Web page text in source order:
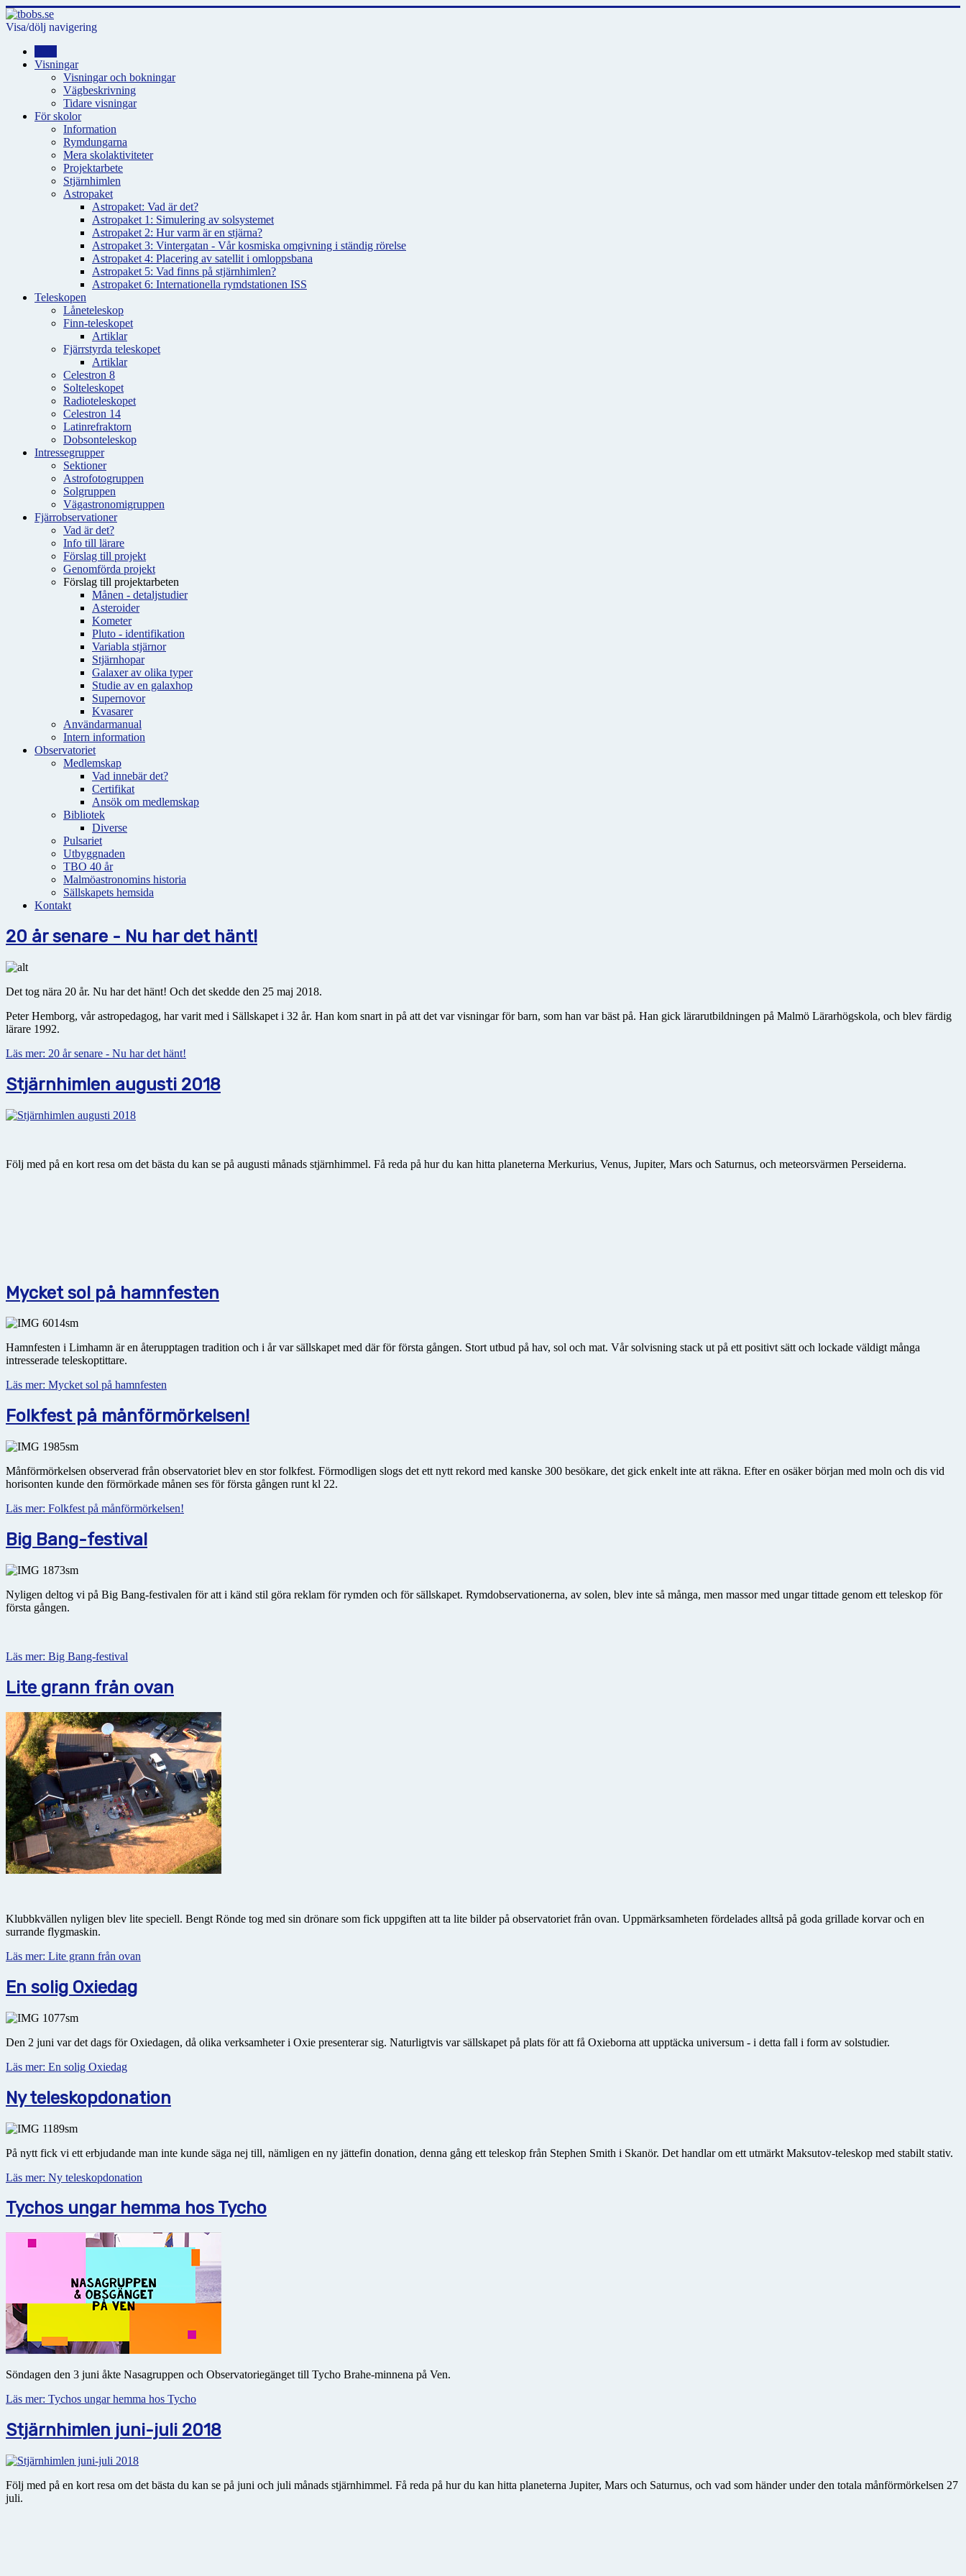
Visa/dölj navigering
Visningar
Visningar och bokningar
Vägbeskrivning
Tidare visningar
För skolor
Information
Rymdungarna
Mera skolaktiviteter
Projektarbete
Stjärnhimlen
Astropaket
Astropaket: Vad är det?
Astropaket 1: Simulering av solsystemet
Astropaket 2: Hur varm är en stjärna?
Astropaket 3: Vintergatan - Vår kosmiska omgivning i ständig rörelse
Astropaket 4: Placering av satellit i omloppsbana
Astropaket 5: Vad finns på stjärnhimlen?
Astropaket 6: Internationella rymdstationen ISS
Teleskopen
Låneteleskop
Finn-teleskopet
Artiklar
Fjärrstyrda teleskopet
Artiklar
Celestron 8
Solteleskopet
Radioteleskopet
Celestron 14
Latinrefraktorn
Dobsonteleskop
Intressegrupper
Sektioner
Astrofotogruppen
Solgruppen
Vägastronomigruppen
Fjärrobservationer
Vad är det?
Info till lärare
Förslag till projekt
Genomförda projekt
Förslag till projektarbeten
Månen - detaljstudier
Asteroider
Kometer
Pluto - identifikation
Variabla stjärnor
Stjärnhopar
Galaxer av olika typer
Studie av en galaxhop
Supernovor
Kvasarer
Användarmanual
Intern information
Observatoriet
Medlemskap
Vad innebär det?
Certifikat
Ansök om medlemskap
Bibliotek
Diverse
Pulsariet
Utbyggnaden
TBO 40 år
Malmöastronomins historia
Sällskapets hemsida
Kontakt
20 år senare - Nu har det hänt!
Det tog nära 20 år. Nu har det hänt! Och det skedde den 25 maj 2018.
Peter Hemborg, vår astropedagog, har varit med i Sällskapet i 32 år. Han kom snart in på att det var visningar för barn, som han var bäst på. Han gick lärarutbildningen på Malmö Lärarhögskola, och blev färdig
lärare 1992.
Läs mer: 20 år senare - Nu har det hänt!
Stjärnhimlen augusti 2018
Följ med på en kort resa om det bästa du kan se på augusti månads stjärnhimmel. Få reda på hur du kan hitta planeterna Merkurius, Venus, Jupiter, Mars och Saturnus, och meteorsvärmen Perseiderna.
Mycket sol på hamnfesten
Hamnfesten i Limhamn är en återupptagen tradition och i år var sällskapet med där för första gången. Stort utbud på hav, sol och mat. Vår solvisning stack ut på ett positivt sätt och lockade väldigt många
intresserade teleskoptittare.
Läs mer: Mycket sol på hamnfesten
Folkfest på månförmörkelsen!
Månförmörkelsen observerad från observatoriet blev en stor folkfest. Förmodligen slogs det ett nytt rekord med kanske 300 besökare, det gick enkelt inte att räkna. Efter en osäker början med moln och dis vid
horisonten kunde den förmörkade månen ses för första gången runt kl 22.
Läs mer: Folkfest på månförmörkelsen!
Big Bang-festival
Nyligen deltog vi på Big Bang-festivalen för att i känd stil göra reklam för rymden och för sällskapet. Rymdobservationerna, av solen, blev inte så många, men massor med ungar tittade genom ett teleskop för
första gången.
Läs mer: Big Bang-festival
Lite grann från ovan
Klubbkvällen nyligen blev lite speciell. Bengt Rönde tog med sin drönare som fick uppgiften att ta lite bilder på observatoriet från ovan. Uppmärksamheten fördelades alltså på goda grillade korvar och en
surrande flygmaskin.
Läs mer: Lite grann från ovan
En solig Oxiedag
Den 2 juni var det dags för Oxiedagen, då olika verksamheter i Oxie presenterar sig. Naturligtvis var sällskapet på plats för att få Oxieborna att upptäcka universum - i detta fall i form av solstudier.
Läs mer: En solig Oxiedag
Ny teleskopdonation
På nytt fick vi ett erbjudande man inte kunde säga nej till, nämligen en ny jättefin donation, denna gång ett teleskop från Stephen Smith i Skanör. Det handlar om ett utmärkt Maksutov-teleskop med stabilt stativ.
Läs mer: Ny teleskopdonation
Tychos ungar hemma hos Tycho
Söndagen den 3 juni åkte Nasagruppen och Observatoriegänget till Tycho Brahe-minnena på Ven.
Läs mer: Tychos ungar hemma hos Tycho
Stjärnhimlen juni-juli 2018
Följ med på en kort resa om det bästa du kan se på juni och juli månads stjärnhimmel. Få reda på hur du kan hitta planeterna Jupiter, Mars och Saturnus, och vad som händer under den totala månförmörkelsen 27
juli.